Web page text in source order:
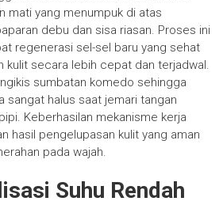
mati yang menumpuk di atas
debu dan sisa riasan. Proses ini
regenerasi sel-sel baru yang sehat
kulit secara lebih cepat dan terjadwal.
sumbatan komedo sehingga
sangat halus saat jemari tangan
Keberhasilan mekanisme kerja
hasil pengelupasan kulit yang aman
pada wajah.
Suhu Rendah